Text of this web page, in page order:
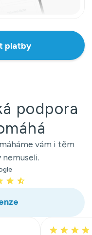
platby
podpora
vám i těm